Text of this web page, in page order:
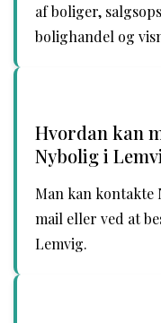
af boliger,
bolighandel og
Hvordan kan
Nybolig i
Man kan kontakte
mail eller ved at
Lemvig.